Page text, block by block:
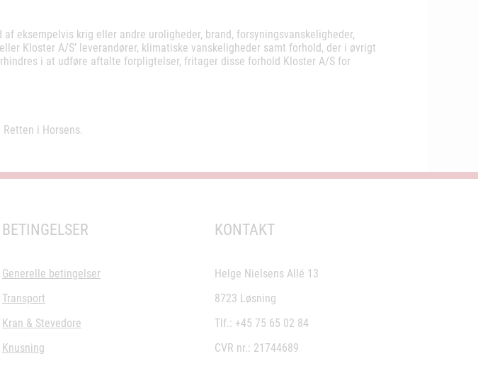
eksempelvis krig eller andre uroligheder, brand, forsyningsvanskeligheder,
Kloster A/S’ leverandører, klimatiske vanskeligheder samt forhold, der i øvrigt
i at udføre aftalte forpligtelser, fritager disse forhold Kloster A/S for
i Horsens.
BETINGELSER
Generelle betingelser
Transport
Kran & Stevedore
Knusning
KONTAKT
Helge Nielsens Allé 13
8723 Løsning
Tlf.: +45 75 65 02 84
CVR nr.: 21744689